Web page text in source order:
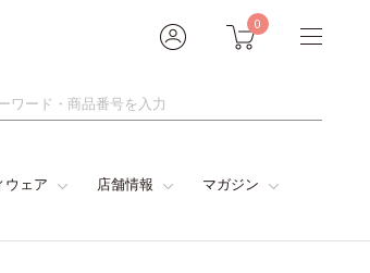
0
ウェア 店舗情報 マガジン